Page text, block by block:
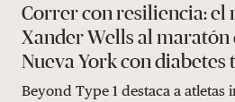
Correr con resiliencia: el
Xander Wells al maratón
Nueva York con diabetes
Beyond Type 1 destaca a atletas